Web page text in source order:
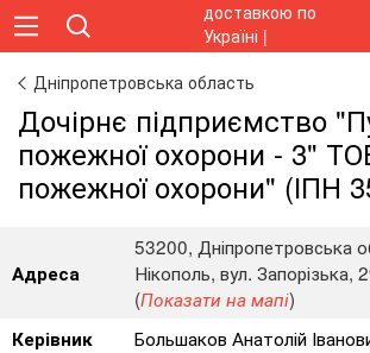
Дніпропетровська область
Дочірнє підприємство
пожежної охорони - 3"
пожежної охорони" (ІПН
Адреса
53200, Дніпропетровська
Нікополь, вул. Запорізька,
(Показати на мапі)
Керівник
Большаков Анатолій